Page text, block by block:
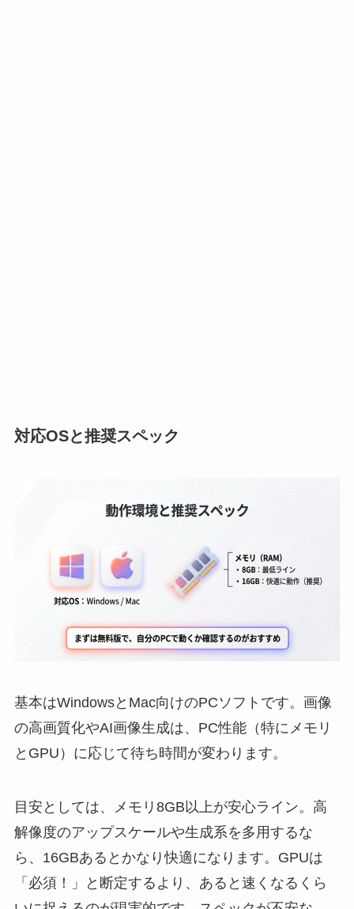
対応OSと推奨スペック
基本はWindowsとMac向けのPCソフトです。画像
の高画質化やAI画像生成は、PC性能（特にメモリ
とGPU）に応じて待ち時間が変わります。
目安としては、メモリ8GB以上が安心ライン。高
解像度のアップスケールや生成系を多用するな
ら、16GBあるとかなり快適になります。GPUは
「必須！」と断定するより、あると速くなるくら